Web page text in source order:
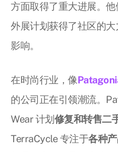
方面取得了重大进展。他
外展计划获得了社区的
影响。
在时尚行业，像
的公司正在引领潮流。
Wear 计划 修复和转售二
TerraCycle 专注于各种